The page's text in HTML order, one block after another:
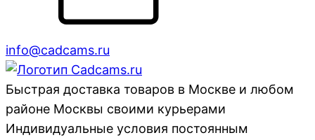
info@cadcams.ru
Быстрая доставка товаров в Москве и любом
районе Москвы своими курьерами
Индивидуальные условия постоянным